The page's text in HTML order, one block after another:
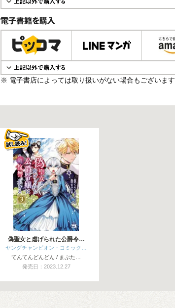
電子書籍で購入
※ 電子書店によっては取り扱いがない場合もございます
偽聖女と虐げられた公爵令…
ヤングチャンピオン・コミック…
てんてんどんどん / まぶた…
発売日：2023.12.27